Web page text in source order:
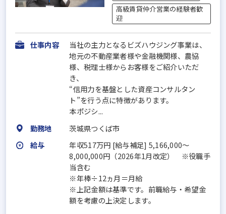
高級賃貸仲介営業の経験者歓
迎
仕事内容
当社の主力となるビズハウジング事業は、
地元の不動産業者様や金融機関様、農協
様、税理士様からお客様をご紹介いただ
き、
“信用力を基盤とした資産コンサルタン
ト”を行う点に特徴があります。
本ポジシ...
勤務地
茨城県つくば市
給与
年収517万円 [給与補足] 5,166,000～
8,000,000円（2026年1月改定） ※役職手
当含む
※年棒÷12ヵ月＝月給
※上記金額は基準です。前職給与・希望金
額を考慮の上決定します。